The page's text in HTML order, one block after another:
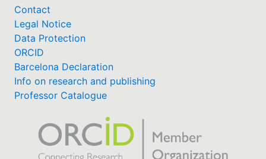
Contact
Legal Notice
Data Protection
ORCID
Barcelona Declaration
Info on research and publishing
Professor Catalogue